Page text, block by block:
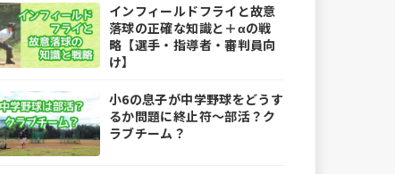
インフィールドフライと故意
落球の正確な知識と＋αの戦
略【選手・指導者・審判員向
け】
小6の息子が中学野球をどうす
るか問題に終止符～部活？ク
ラブチーム？